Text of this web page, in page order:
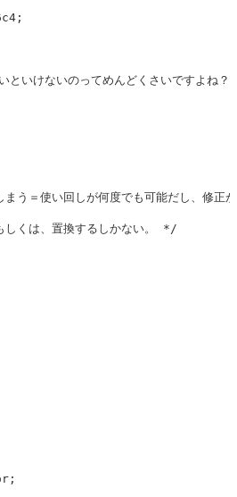
;
といけないのってめんどくさいですよね
う＝使い回しが何度でも可能だし、修正
しくは、置換するしかない。 */
;